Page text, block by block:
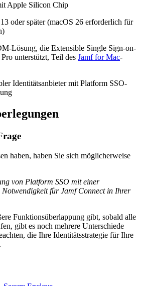
Apple Silicon Chip
oder später (macOS 26 erforderlich für
Lösung, die Extensible Single Sign-on-
unterstützt, Teil des Jamf for Mac-
Identitätsanbieter mit Platform SSO-
haben, haben Sie sich möglicherweise
von Platform SSO mit einer
für Jamf Connect in Ihrer
Funktionsüberlappung gibt, sobald alle
gibt es noch mehrere Unterschiede
die Ihre Identitätsstrategie für Ihre